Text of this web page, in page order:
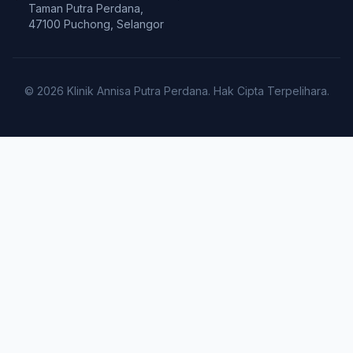
Taman Putra Perdana,
47100 Puchong, Selangor
© 2026 Klinik Annisa Putra Perdana. Hak Cipta Terpelihara.